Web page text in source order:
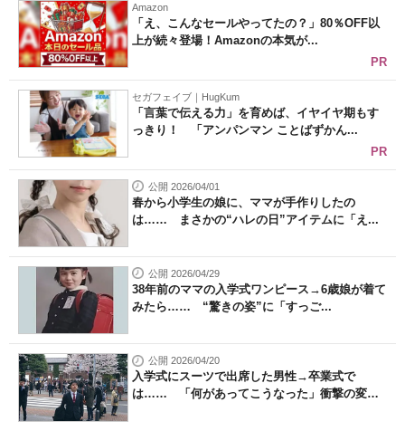
Amazon
「え、こんなセールやってたの？」80％OFF以
上が続々登場！Amazonの本気が...
PR
セガフェイブ｜HugKum
「言葉で伝える力」を育めば、イヤイヤ期もす
っきり！ 「アンパンマン ことばずかん...
PR
公開 2026/04/01
春から小学生の娘に、ママが手作りしたの
は…… まさかの“ハレの日”アイテムに「え...
公開 2026/04/29
38年前のママの入学式ワンピース→6歳娘が着て
みたら…… “驚きの姿”に「すっご...
公開 2026/04/20
入学式にスーツで出席した男性→卒業式で
は…… 「何があってこうなった」衝撃の変